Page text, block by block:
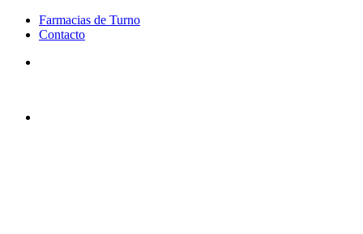
Farmacias de Turno
Contacto